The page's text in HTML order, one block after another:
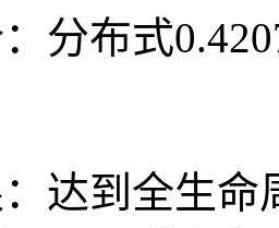
分布式
达到全生命